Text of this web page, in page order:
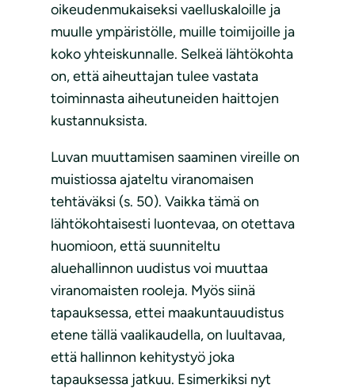
oikeudenmukaiseksi vaelluskaloille ja
muulle ympäristölle, muille toimijoille ja
koko yhteiskunnalle. Selkeä lähtökohta
on, että aiheuttajan tulee vastata
toiminnasta aiheutuneiden haittojen
kustannuksista.
Luvan muuttamisen saaminen vireille on
muistiossa ajateltu viranomaisen
tehtäväksi (s. 50). Vaikka tämä on
lähtökohtaisesti luontevaa, on otettava
huomioon, että suunniteltu
aluehallinnon uudistus voi muuttaa
viranomaisten rooleja. Myös siinä
tapauksessa, ettei maakuntauudistus
etene tällä vaalikaudella, on luultavaa,
että hallinnon kehitystyö joka
tapauksessa jatkuu. Esimerkiksi nyt